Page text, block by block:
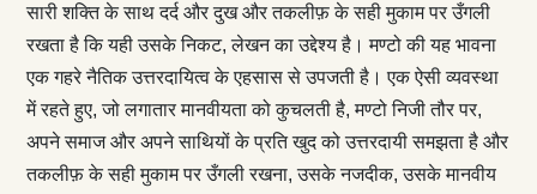
सारी शक्ति के साथ दर्द और दुख और तकलीफ़ के सही मुकाम पर उँगली
रखता है कि यही उसके निकट, लेखन का उद्देश्य है। मण्टो की यह भावना
एक गहरे नैतिक उत्तरदायित्व के एहसास से उपजती है। एक ऐसी व्यवस्था
में रहते हुए, जो लगातार मानवीयता को कुचलती है, मण्टो निजी तौर पर,
अपने समाज और अपने साथियों के प्रति खुद को उत्तरदायी समझता है और
तकलीफ़ के सही मुकाम पर उँगली रखना, उसके नजदीक, उसके मानवीय